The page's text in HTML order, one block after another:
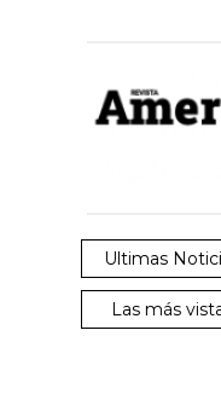
Ultimas
Las más